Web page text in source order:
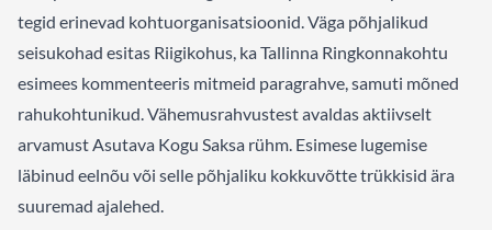
tegid erinevad kohtuorganisatsioonid. Väga põhjalikud
seisukohad esitas Riigikohus, ka Tallinna Ringkonnakohtu
esimees kommenteeris mitmeid paragrahve, samuti mõned
rahukohtunikud. Vähemusrahvustest avaldas aktiivselt
arvamust Asutava Kogu Saksa rühm. Esimese lugemise
läbinud eelnõu või selle põhjaliku kokkuvõtte trükkisid ära
suuremad ajalehed.